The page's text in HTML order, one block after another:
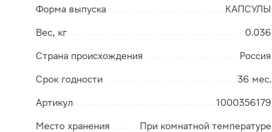
Форма выпуска КАПСУЛЫ
Вес, кг 0.036
Страна происхождения Россия
Срок годности 36 мес.
Артикул 1000356179
Место хранения При комнатной температуре